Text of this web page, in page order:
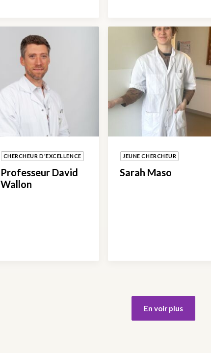
CHERCHEUR D'EXCELLENCE
Professeur David
Wallon
JEUNE CHERCHEUR
Sarah Maso
En voir plus